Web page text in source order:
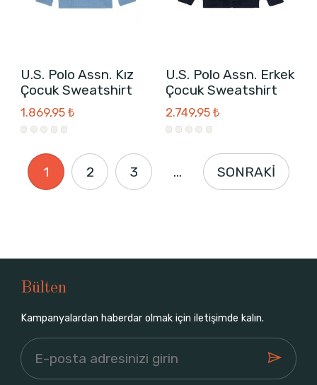
U.S. Polo Assn. Kız
Çocuk Sweatshirt
1.869,95 ₺
U.S. Polo Assn. Erkek
Çocuk Sweatshirt
2.749,95 ₺
1 2 3 ... SONRAKİ
Bülten
Kampanyalardan haberdar olmak için iletişimde kalın.